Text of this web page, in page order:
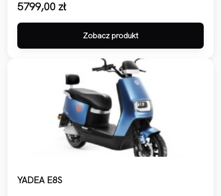
5799,00 zł
Zobacz produkt
YADEA E8S